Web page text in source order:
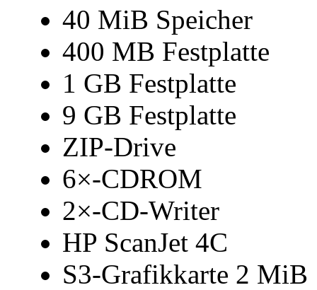
40 MiB Speicher
400 MB Festplatte
1 GB Festplatte
9 GB Festplatte
ZIP-Drive
6×-CDROM
2×-CD-Writer
HP ScanJet 4C
S3-Grafikkarte 2 MiB